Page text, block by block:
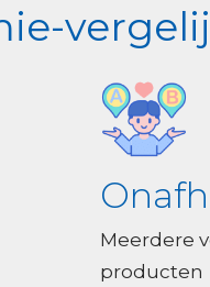
Meerdere
producten